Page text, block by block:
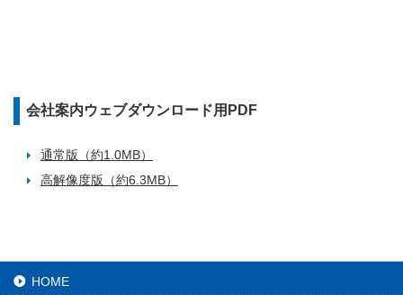
会社案内ウェブダウンロード用PDF
通常版（約1.0MB）
高解像度版（約6.3MB）
HOME